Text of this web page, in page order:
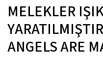
MELEKLER
YARATILMIŞTIR
ANGELS ARE